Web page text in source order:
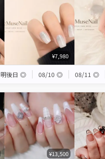
¥7,980
明後日 ◎ 08/10 ◎ 08/11 ◎
¥13,500